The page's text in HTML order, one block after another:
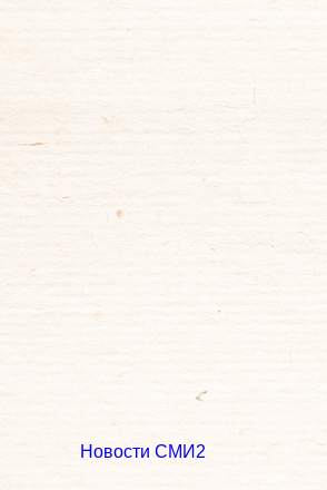
Новости СМИ2